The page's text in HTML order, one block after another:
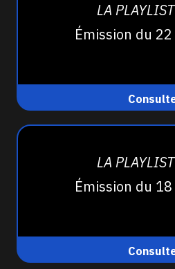
LA
Émission du
LA
Émission du